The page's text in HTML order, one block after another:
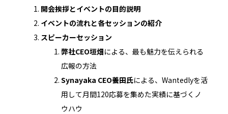
開会挨拶とイベントの目的説明
イベントの流れと各セッションの紹介
スピーカーセッション
弊社CEO垣畑による、最も魅力を伝えられる
広報の方法
Synayaka CEO養田氏による、Wantedlyを活
用して月間120応募を集めた実績に基づくノ
ウハウ